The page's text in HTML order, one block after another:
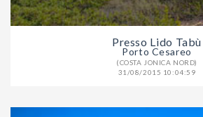
Presso Lido Tabù
Porto Cesareo
(COSTA JONICA NORD)
31/08/2015 10:04:59